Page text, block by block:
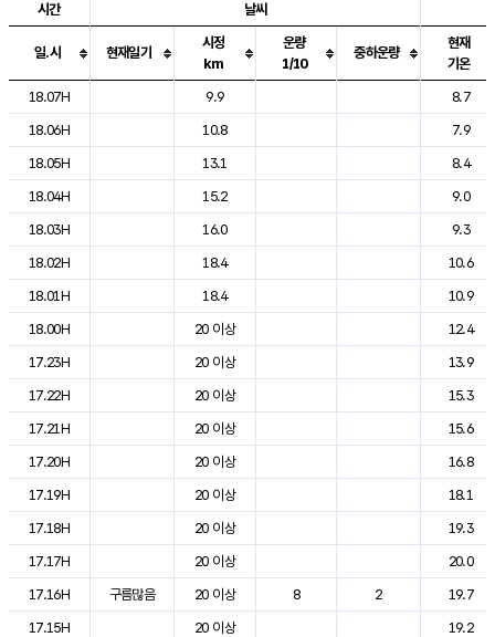
도시별 기상실황표로 지점, 날씨, 기온, 강수, 바람, 기압등을 안내한 표입
시간 날씨
일.시 현재일기
시정
km
운량
1/10
중하운량
현재
기온
18.07H
9.9
8.7
18.06H
10.8
7.9
18.05H
13.1
8.4
18.04H
15.2
9.0
18.03H
16.0
9.3
18.02H
18.4
10.6
18.01H
18.4
10.9
18.00H
20 이상
12.4
17.23H
20 이상
13.9
17.22H
20 이상
15.3
17.21H
20 이상
15.6
17.20H
20 이상
16.8
17.19H
20 이상
18.1
17.18H
20 이상
19.3
17.17H
20 이상
20.0
17.16H
구름많음 20 이상 8 2
19.7
17.15H
20 이상
19.2